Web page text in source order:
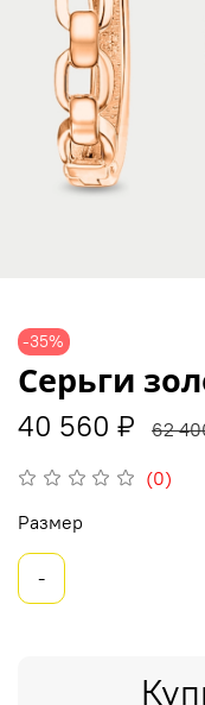
-35%
(0)
Серьги
40 560 ₽ 62
Размер
-